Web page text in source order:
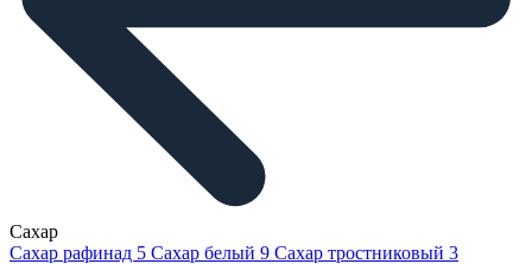
Сахар
Сахар рафинад 5 Сахар белый 9 Сахар тростниковый 3